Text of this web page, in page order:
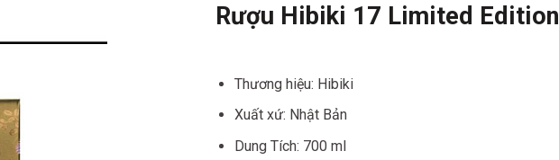
Rượu Hibiki 17 Limited Edition
Thương hiệu: Hibiki
Xuất xứ: Nhật Bản
Dung Tích: 700 ml